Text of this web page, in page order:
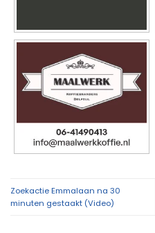
Zoekactie Emmalaan na 30
minuten gestaakt (Video)